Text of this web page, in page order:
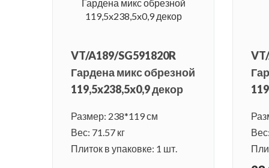
VT/A189/SG591820R
Гардена микс обрезной
119,5x238,5x0,9 декор
Размер: 238*119 см
Вес: 71.57 кг
Плиток в упаковке: 1 шт.